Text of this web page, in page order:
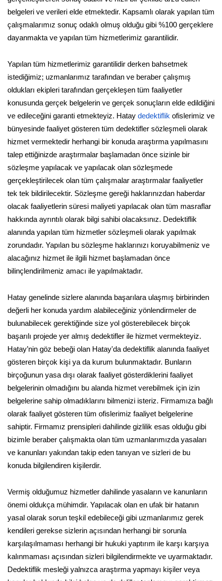
belgeleri ve verileri elde etmektedir. Kapsamlı olarak yapılan tüm
çalışmalarımız sonuç odaklı olmuş olduğu gibi %100 gerçeklere
dayanmakta ve yapılan tüm hizmetlerimiz garantilidir.
Yapılan tüm hizmetlerimiz garantilidir derken bahsetmek
istediğimiz; uzmanlarımız tarafından ve beraber çalışmış
oldukları ekipleri tarafından gerçekleşen tüm faaliyetler
konusunda gerçek belgelerin ve gerçek sonuçların elde edildiğini
ve edileceğini garanti etmekteyiz. Hatay dedektiflik ofislerimiz ve
bünyesinde faaliyet gösteren tüm dedektifler sözleşmeli olarak
hizmet vermektedir herhangi bir konuda araştırma yapılmasını
talep ettiğinizde araştırmalar başlamadan önce sizinle bir
sözleşme yapılacak ve yapılacak olan sözleşmede
gerçekleştirilecek olan tüm çalışmalar araştırmalar faaliyetler
tek tek bildirilecektir. Sözleşme gereği haklarınızdan haberdar
olacak faaliyetlerin süresi maliyeti yapılacak olan tüm masraflar
hakkında ayrıntılı olarak bilgi sahibi olacaksınız. Dedektiflik
alanında yapılan tüm hizmetler sözleşmeli olarak yapılmak
zorundadır. Yapılan bu sözleşme haklarınızı koruyabilmeniz ve
alacağınız hizmet ile ilgili hizmet başlamadan önce
bilinçlendirilmeniz amacı ile yapılmaktadır.
Hatay genelinde sizlere alanında başarılara ulaşmış birbirinden
değerli her konuda yardım alabileceğiniz yönlendirmeler de
bulunabilecek gerektiğinde size yol gösterebilecek birçok
başarılı projede yer almış dedektifler ile hizmet vermekteyiz.
Hatay’nin göz bebeği olan Hatay'da dedektiflik alanında faaliyet
gösteren birçok kişi ya da kurum bulunmaktadır. Bunların
birçoğunun yasa dışı olarak faaliyet gösterdiklerini faaliyet
belgelerinin olmadığını bu alanda hizmet verebilmek için izin
belgelerine sahip olmadıklarını bilmenizi isteriz. Firmamıza bağlı
olarak faaliyet gösteren tüm ofislerimiz faaliyet belgelerine
sahiptir. Firmamız prensipleri dahilinde gizlilik esas olduğu gibi
bizimle beraber çalışmakta olan tüm uzmanlarımızda yasaları
ve kanunları yakından takip eden tanıyan ve sizleri de bu
konuda bilgilendiren kişilerdir.
Vermiş olduğumuz hizmetler dahilinde yasaların ve kanunların
önemi oldukça mühimdir. Yapılacak olan en ufak bir hatanın
yasal olarak sorun teşkil edebileceği gibi uzmanlarımız gerek
kendileri gerekse sizlerin açısından herhangi bir sorunla
karşılaşılmaması herhangi bir hukuki yaptırım ile karşı karşıya
kalınmaması açısından sizleri bilgilendirmekte ve uyarmaktadır.
Dedektiflik mesleği yalnızca araştırma yapmayı kişiler veya